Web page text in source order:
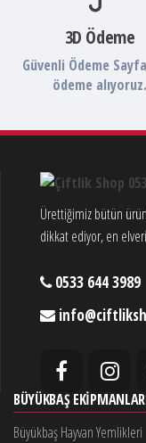
3D Ödeme
Güvenli Ödeme
ödeme alıyoruz.
Ürettiğimiz bütün
dikkat ediyor, en
0533 644 3989
BÜYÜKBAŞ
Büyükbaş Hayvan Yemlikleri